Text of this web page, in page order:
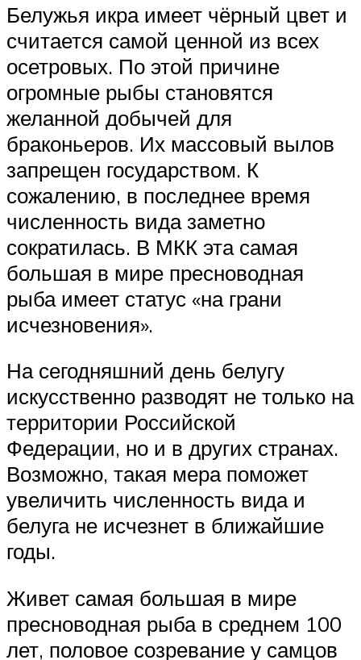
Белужья икра имеет чёрный цвет и
считается самой ценной из всех
осетровых. По этой причине
огромные рыбы становятся
желанной добычей для
браконьеров. Их массовый вылов
запрещен государством. К
сожалению, в последнее время
численность вида заметно
сократилась. В МКК эта самая
большая в мире пресноводная
рыба имеет статус «на грани
исчезновения».
На сегодняшний день белугу
искусственно разводят не только на
территории Российской
Федерации, но и в других странах.
Возможно, такая мера поможет
увеличить численность вида и
белуга не исчезнет в ближайшие
годы.
Живет самая большая в мире
пресноводная рыба в среднем 100
лет, половое созревание у самцов